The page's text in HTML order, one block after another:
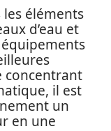
éléments
d’eau et
concentrant
il est
un
en une